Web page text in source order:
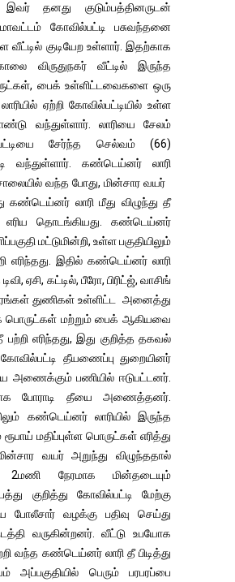
இவர் தனது குடும்பத்தினருடன்
மாவட்டம் கோவில்பட்டி பசுவந்தனை
வீட்டில் குடியேற உள்ளார். இதற்காக
விருதுநகர் வீட்டில் இருந்த
பைக் உள்ளிட்டவைகளை ஒரு
ஏற்றி கோவில்பட்டியில் உள்ள
வந்துள்ளார். லாரியை சேலம்
சேர்ந்த செல்வம் (66)
வந்துள்ளார். கண்டெய்னர் லாரி
வந்த போது, மின்சார வயர்
கண்டெய்னர் லாரி மீது விழுந்து தீ
எரிய தொடங்கியது. கண்டெய்னர்
மட்டுமின்றி, உள்ள பகுதியிலும்
எரிந்தது. இதில் கண்டெய்னர் லாரி
ஏசி, கட்டில், பீரோ, பிரிட்ஜ், வாசிங்
துணிகள் உள்ளிட்ட அனைத்து
பொருட்கள் மற்றும் பைக் ஆகியவை
பற்றி எரிந்தது, இது குறித்த தகவல்
தீயணைப்பு துறையினர்
அணைக்கும் பணியில் ஈடுபட்டனர்.
போராடி தீயை அணைத்தனர்.
கண்டெய்னர் லாரியில் இருந்த
ரூபாய் மதிப்புள்ள பொருட்கள் எரித்து
வயர் அறுந்து விழுந்ததால்
2மணி நேரமாக மின்தடையும்
குறித்து கோவில்பட்டி மேற்கு
போலீசார் வழக்கு பதிவு செய்து
வருகின்றனர். வீட்டு உபயோக
வந்த கண்டெய்னர் லாரி தீ பிடித்து
அப்பகுதியில் பெரும் பரபரப்பை